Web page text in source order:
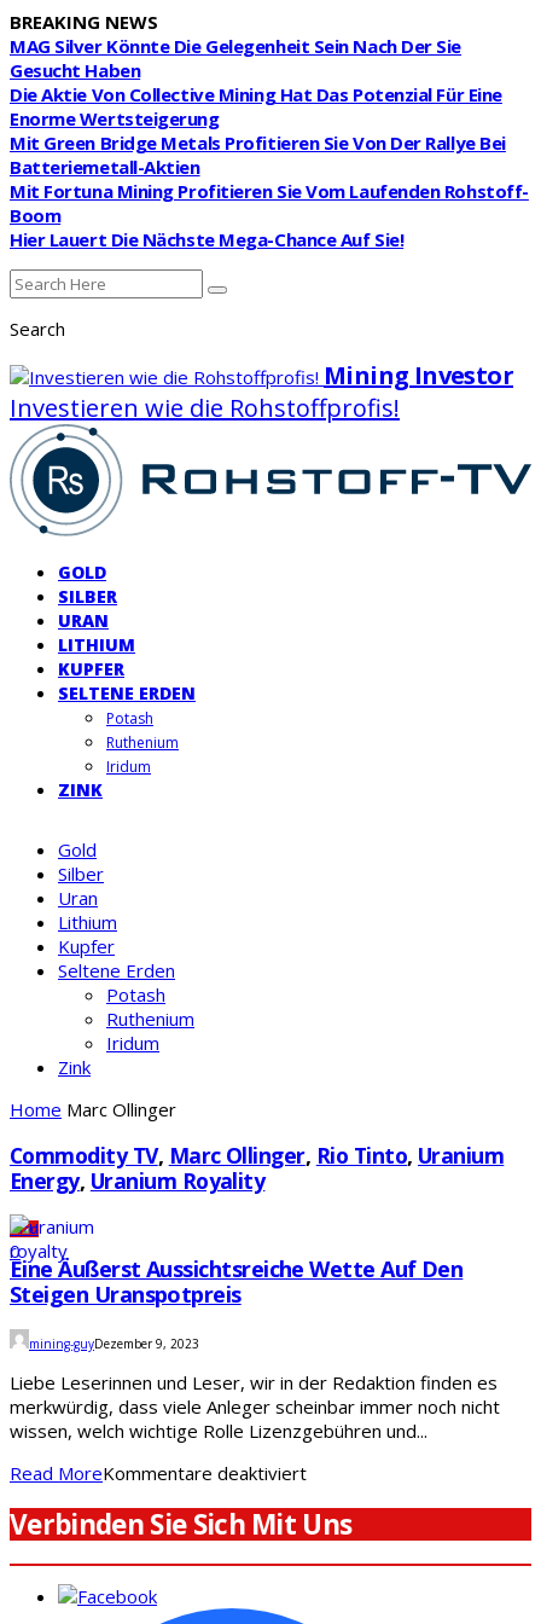
BREAKING NEWS
MAG Silver Könnte Die Gelegenheit Sein Nach Der Sie
Gesucht Haben
Die Aktie Von Collective Mining Hat Das Potenzial Für Eine
Enorme Wertsteigerung
Mit Green Bridge Metals Profitieren Sie Von Der Rallye Bei
Batteriemetall-Aktien
Mit Fortuna Mining Profitieren Sie Vom Laufenden Rohstoff-
Boom
Hier Lauert Die Nächste Mega-Chance Auf Sie!
Search
Mining Investor
Investieren wie die Rohstoffprofis!
GOLD
SILBER
URAN
LITHIUM
KUPFER
SELTENE ERDEN
Potash
Ruthenium
Iridum
ZINK
Gold
Silber
Uran
Lithium
Kupfer
Seltene Erden
Potash
Ruthenium
Iridum
Zink
Home Marc Ollinger
Commodity TV, Marc Ollinger, Rio Tinto, Uranium
Energy, Uranium Royality
Uran
0
Eine Äußerst Aussichtsreiche Wette Auf Den
Steigen Uranspotpreis
mining-guyDezember 9, 2023
Liebe Leserinnen und Leser, wir in der Redaktion finden es
merkwürdig, dass viele Anleger scheinbar immer noch nicht
wissen, welch wichtige Rolle Lizenzgebühren und...
Read MoreKommentare deaktiviertfür
äußerst
aussichtsreiche
Wette
Verbinden Sie Sich Mit Uns